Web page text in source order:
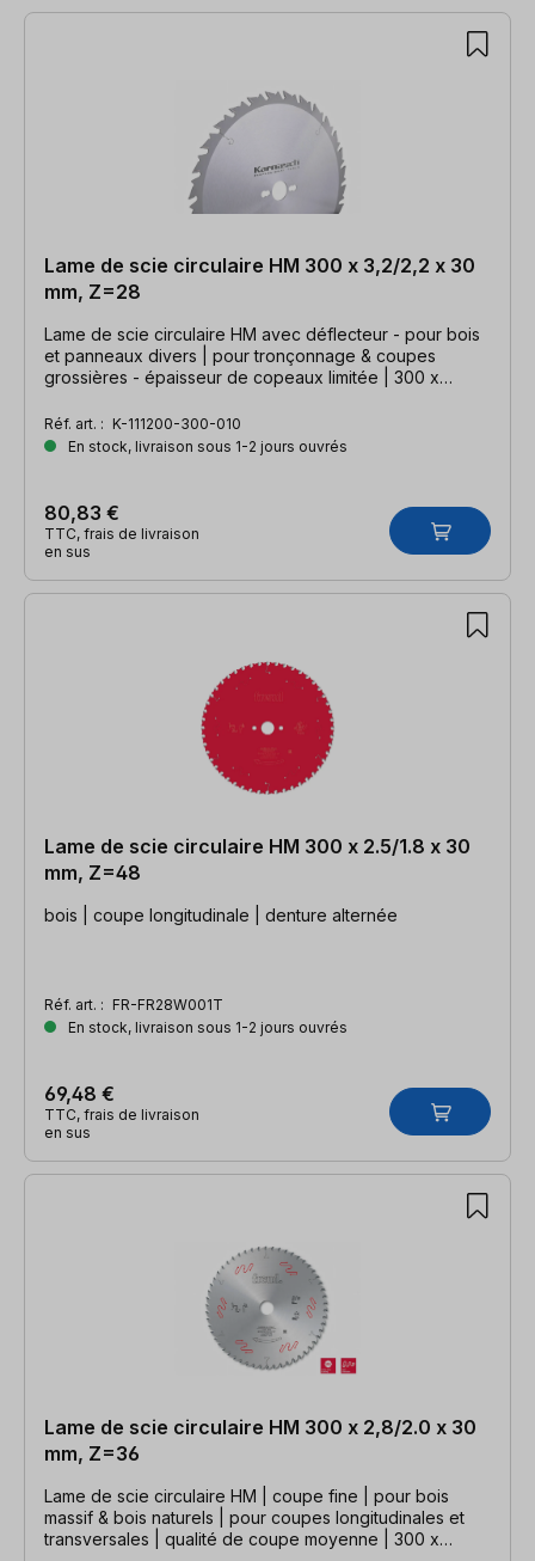
Lame de scie circulaire HM 300 x 3,2/2,2 x 30
mm, Z=28
Lame de scie circulaire HM avec déflecteur - pour bois
et panneaux divers | pour tronçonnage & coupes
grossières - épaisseur de copeaux limitée | 300 x
Réf. art. : K-111200-300-010
En stock, livraison sous 1-2 jours ouvrés
80,83 €
TTC, frais de livraison
en sus
Lame de scie circulaire HM 300 x 2.5/1.8 x 30
mm, Z=48
bois | coupe longitudinale | denture alternée
Réf. art. : FR-FR28W001T
En stock, livraison sous 1-2 jours ouvrés
69,48 €
TTC, frais de livraison
en sus
Lame de scie circulaire HM 300 x 2,8/2.0 x 30
mm, Z=36
Lame de scie circulaire HM | coupe fine | pour bois
massif & bois naturels | pour coupes longitudinales et
transversales | qualité de coupe moyenne | 300 x